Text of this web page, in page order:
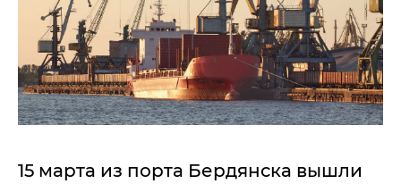
15 марта из порта Бердянска вышли